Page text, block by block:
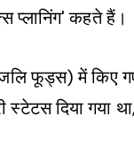
प्लानिंग' कहते हैं।
फूड्स) में किए
दिया गया